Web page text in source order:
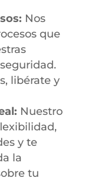
Nos
que
libérate y
Nuestro
y te
la
tu